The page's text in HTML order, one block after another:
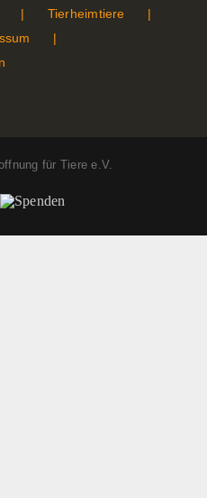
Tierheimtiere
für Tiere e.V.
Spenden